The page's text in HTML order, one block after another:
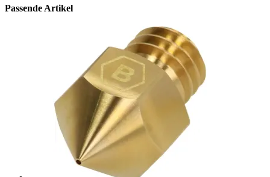
Passende Artikel